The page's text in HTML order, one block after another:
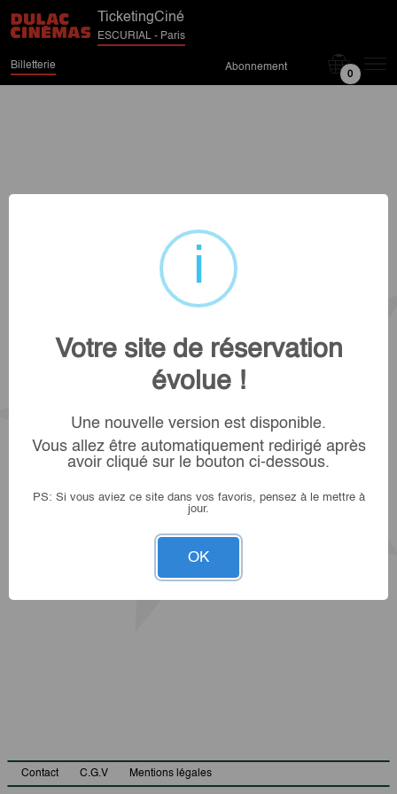
TicketingCiné
ESCURIAL - Paris
Billetterie Abonnement
0
Contact C.G.V Mentions légales
Votre site de réservation
évolue !
Une nouvelle version est disponible.
Vous allez être automatiquement redirigé après
avoir cliqué sur le bouton ci-dessous.
PS: Si vous aviez ce site dans vos favoris, pensez à le mettre à
jour.
OK